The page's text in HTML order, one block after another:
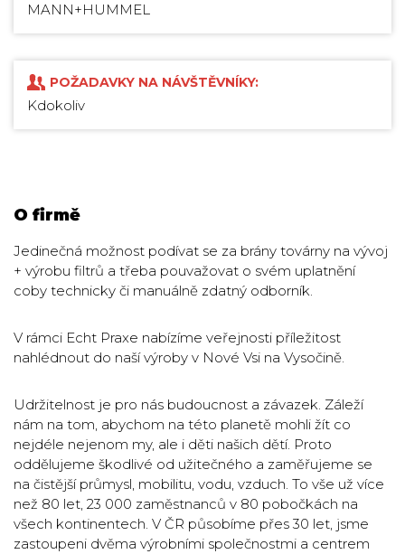
MANN+HUMMEL
POŽADAVKY NA NÁVŠTĚVNÍKY:
Kdokoliv
O firmě
Jedinečná možnost podívat se za brány továrny na vývoj
+ výrobu filtrů a třeba pouvažovat o svém uplatnění
coby technicky či manuálně zdatný odborník.
V rámci Echt Praxe nabízíme veřejnosti příležitost
nahlédnout do naší výroby v Nové Vsi na Vysočině.
Udržitelnost je pro nás budoucnost a závazek. Záleží
nám na tom, abychom na této planetě mohli žít co
nejdéle nejenom my, ale i děti našich dětí. Proto
oddělujeme škodlivé od užitečného a zaměřujeme se
na čistější průmysl, mobilitu, vodu, vzduch. To vše už více
než 80 let, 23 000 zaměstnanců v 80 pobočkách na
všech kontinentech. V ČR působíme přes 30 let, jsme
zastoupeni dvěma výrobními společnostmi a centrem